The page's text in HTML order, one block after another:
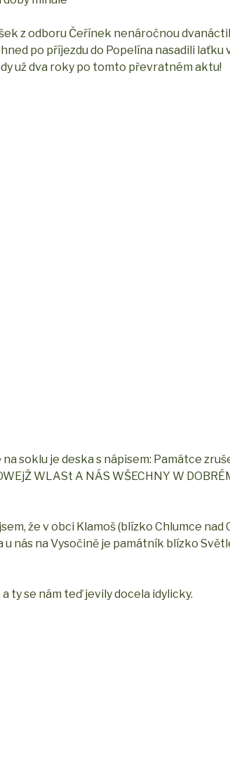
z odboru Čeřínek nenáročnou
po příjezdu do Popelína nasadili laťku
už dva roky po tomto převratném aktu!
soklu je deska s nápisem: Památce
WLASt A NÁS WŠECHNY W
že v obci Klamoš (blízko Chlumce nad
nás na Vysočině je památník blízko
ty se nám teď jevily docela idylicky.